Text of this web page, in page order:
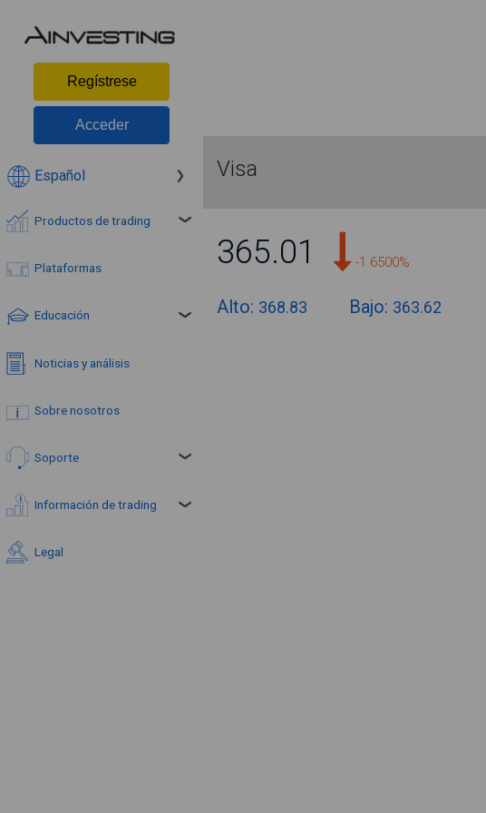
Regístrese
Acceder
Español
Productos de trading
Plataformas
Educación
Noticias y análisis
Sobre nosotros
Soporte
Información de trading
Legal
Visa
365.01 -1.6500%
Alto: 368.83 Bajo: 363.62